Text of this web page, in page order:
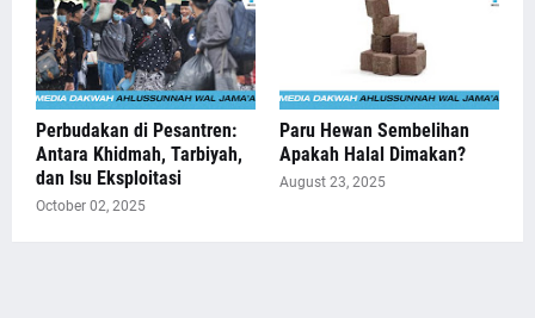
Perbudakan di Pesantren:
Antara Khidmah, Tarbiyah,
dan Isu Eksploitasi
October 02, 2025
Paru Hewan Sembelihan
Apakah Halal Dimakan?
August 23, 2025